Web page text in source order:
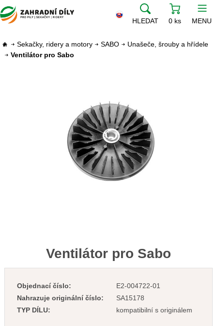
HLEDAT 0 ks MENU
Sekačky, ridery a motory SABO
Unašeče, šrouby a hřídele
Ventilátor pro Sabo
Ventilátor pro Sabo
Objednací číslo:
E2-004722-01
Nahrazuje originální číslo:
SA15178
TYP DÍLU:
kompatibilní s originálem